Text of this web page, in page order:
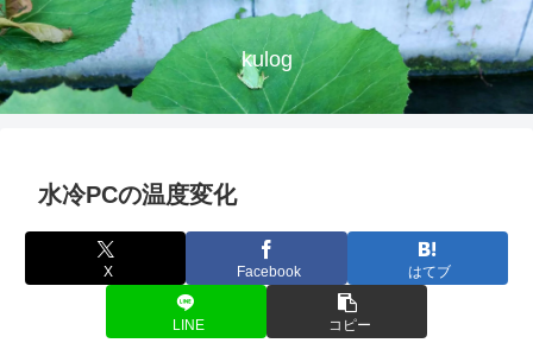
kulog
水冷PCの温度変化
X Facebook はてブ
LINE コピー